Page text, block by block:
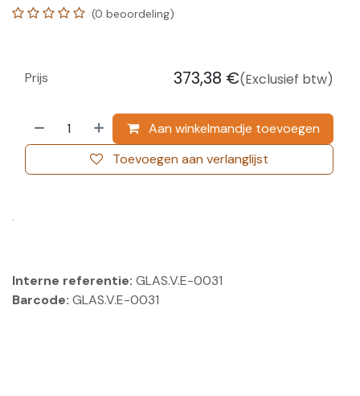
(0 beoordeling)
Aan winkelmandje toevoegen
Toevoegen aan verlanglijst
Prijs 373,38 €(Exclusief btw)
.
Interne referentie: GLAS.V.E-0031
Barcode: GLAS.V.E-0031